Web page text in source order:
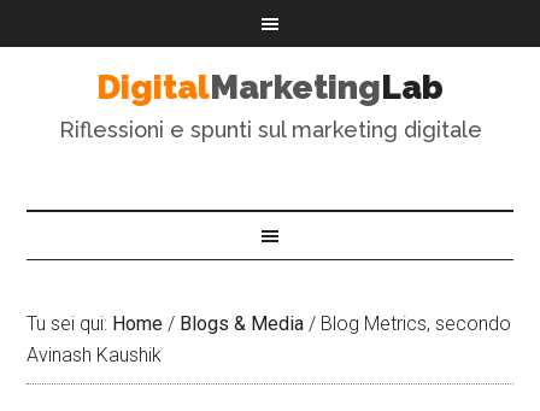
DigitalMarketingLab
Riflessioni e spunti sul marketing digitale
Tu sei qui: Home / Blogs & Media / Blog Metrics, secondo
Avinash Kaushik